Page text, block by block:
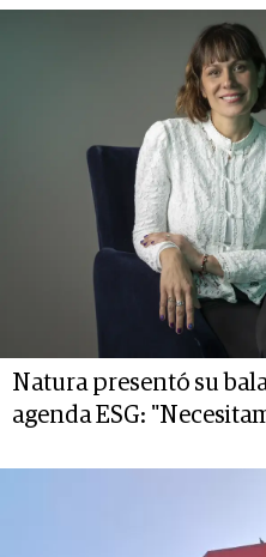
Natura presentó su
agenda ESG: